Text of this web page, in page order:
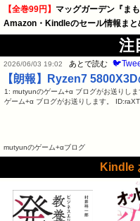
【全巻99円】 マッグガーデン『ま
Amazon・Kindleのセール情報まと
注
2026/06/03 19:02 あとで読む
【朗報】Ryzen7
1: mutyunのゲーム+α ブログがお送りし
ゲーム+α ブログがお送りします。
mutyunのゲーム+αブログ
Kindle